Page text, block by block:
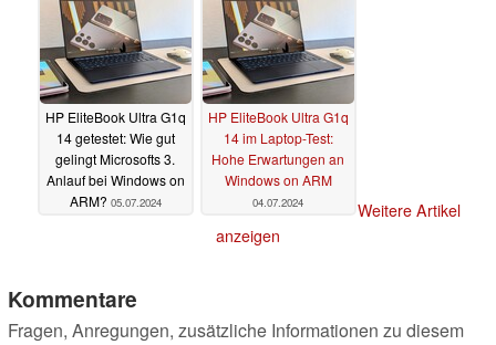
HP EliteBook Ultra G1q
14 getestet: Wie gut
gelingt Microsofts 3.
Anlauf bei Windows on
ARM? 05.07.2024
HP EliteBook Ultra G1q
14 im Laptop-Test:
Hohe Erwartungen an
Windows on ARM
04.07.2024
Weitere Artikel
anzeigen
Kommentare
Fragen, Anregungen, zusätzliche Informationen zu diesem